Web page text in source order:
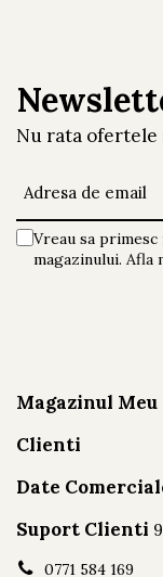
Nu rata
Vreau sa
magazinului. Afla
Magazinul Meu
Clienti
Date
Suport Clienti
0771 584 169